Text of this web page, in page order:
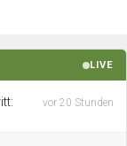
LIVE
vor 20 Stunden